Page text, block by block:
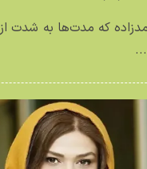
که مدت‌ها به شدت